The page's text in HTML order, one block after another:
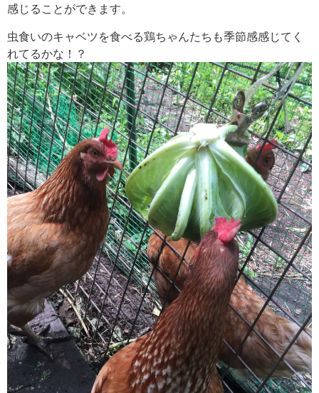
感じることができます。
虫食いのキャベツを食べる鶏ちゃんたちも季節感感じてく
れてるかな！？